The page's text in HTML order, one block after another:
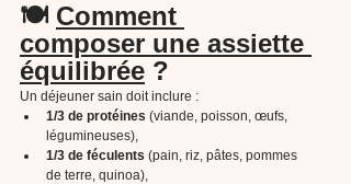
🍽️ Comment
composer une assiette
équilibrée ?
Un déjeuner sain doit inclure :
1/3 de protéines (viande, poisson, œufs,
légumineuses),
1/3 de féculents (pain, riz, pâtes, pommes
de terre, quinoa),